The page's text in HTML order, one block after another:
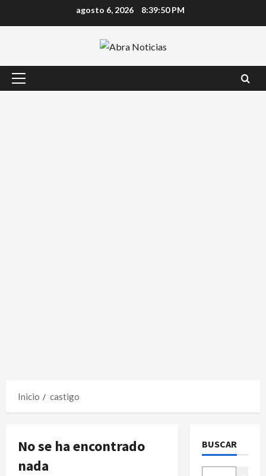
agosto 6, 2026 8:39:51 PM
Menú
Inicio castigo
No se ha encontrado
nada
BUSCAR